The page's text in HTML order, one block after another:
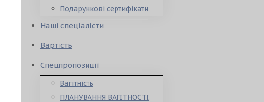
Подарункові сертифікати
Наші спеціалісти
Вартість
Спецпропозиції
Вагітність
ПЛАНУВАННЯ ВАГІТНОСТІ